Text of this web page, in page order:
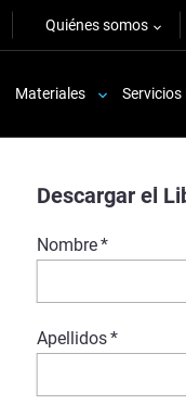
Quiénes somos
Materiales Servicios
Stratasys Digital
Descargar el
Nombre*
Apellidos*